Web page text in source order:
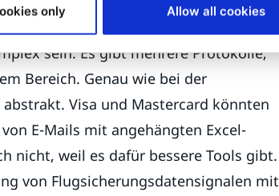
only Allow all cookies
sein. Es gibt mehrere Protokolle,
Bereich. Genau wie bei der
Visa und Mastercard könnten
E-Mails mit angehängten Excel-
nicht, weil es dafür bessere Tools gibt.
von Flugsicherungsdatensignalen mit